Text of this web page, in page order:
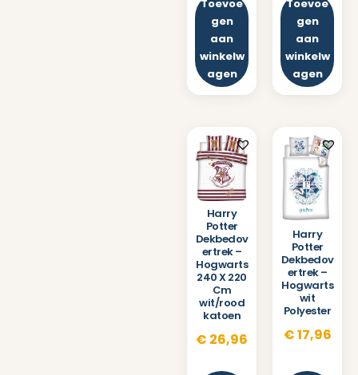
Toevoe
gen
aan
winkelw
agen
Toevoe
gen
aan
winkelw
agen
Harry
Potter
Dekbedov
ertrek –
Hogwarts
240 X 220
Cm
wit/rood
katoen
€ 26,96
Harry
Potter
Dekbedov
ertrek –
Hogwarts
wit
Polyester
€17,96